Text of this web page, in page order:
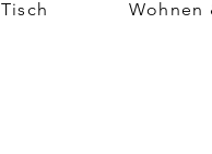
Tisch Wohnen